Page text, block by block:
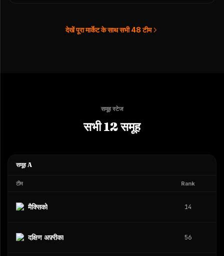
देखें पूरा मार्केट के साथ सभी 48 टीम
समूह स्टेज
सभी 12 समूह
समूह A
टीम Rank
मैक्सिको 14
दक्षिण अफ़्रीका 56